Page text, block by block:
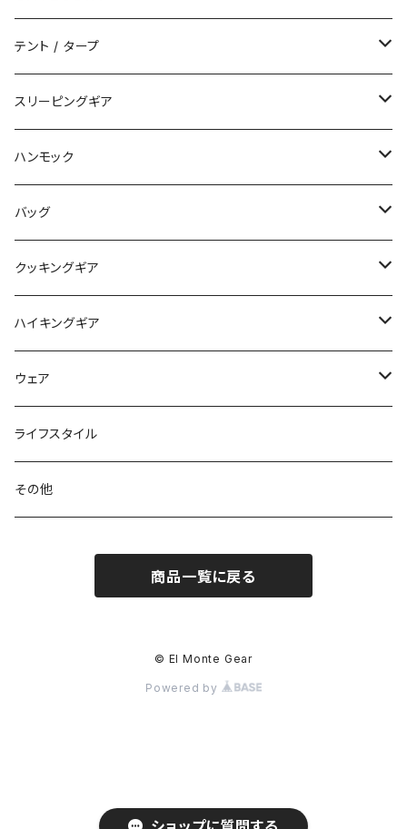
テント / タープ
タープ / シェルター
ペグ / ステークス
アクセサリー
スリーピングギア
シュラフ / キルト
ビビィ
マット
ピロー
ハンモック
ハンモック
アクセサリー
バッグ
バックパック
サコッシュ / ウェストポーチ
トートバッグ
パックアクセサリー
クッキングギア
バーナー / ストーブ / 燃料
クッカー / カップ
カトラリー
ボトル
ハイキングギア
ストック
スノーシュー / アイゼン
スタッフサック
ナイフ / ツール
ウェア
トップス
ハードシェル / レインウェア
ウェアアクセサリー
ライフスタイル
その他
商品一覧に戻る
© El Monte Gear
Powered by